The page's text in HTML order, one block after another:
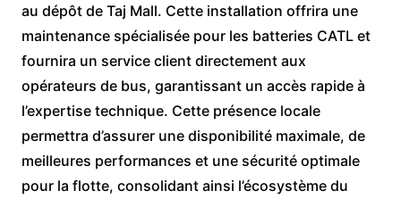
au dépôt de Taj Mall. Cette installation offrira une
maintenance spécialisée pour les batteries CATL et
fournira un service client directement aux
opérateurs de bus, garantissant un accès rapide à
l’expertise technique. Cette présence locale
permettra d’assurer une disponibilité maximale, de
meilleures performances et une sécurité optimale
pour la flotte, consolidant ainsi l’écosystème du